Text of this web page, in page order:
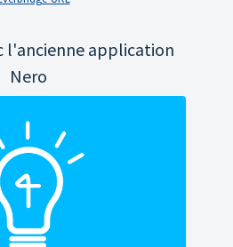
l'ancienne application
Nero